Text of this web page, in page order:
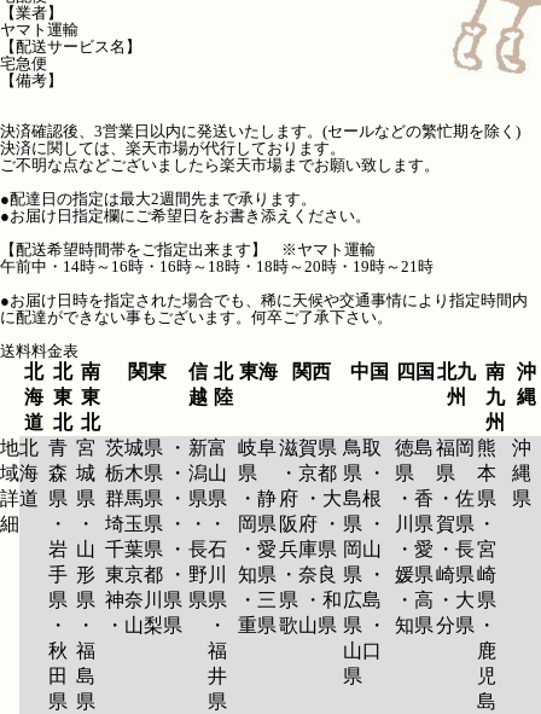
【業者】
ヤマト運輸
【配送サービス名】
宅急便
【備考】
決済確認後、3営業日以内に発送いたします。(セールなどの繁忙期を除く)
決済に関しては、楽天市場が代行しております。
ご不明な点などございましたら楽天市場までお願い致します。
●配達日の指定は最大2週間先まで承ります。
●お届け日指定欄にご希望日をお書き添えください。
【配送希望時間帯をご指定出来ます】 ※ヤマト運輸
午前中・14時～16時・16時～18時・18時～20時・19時～21時
●お届け日時を指定された場合でも、稀に天候や交通事情により指定時間内
に配達ができない事もございます。何卒ご了承下さい。
送料料金表
北
海
道
北
東
北
南
東
北
関東
信
越
北
陸
東海 関西 中国 四国 北九
州
南
九
州
沖
縄
地
域
詳
細
北
海
道
青
森
県
・
岩
手
県
・
秋
田
県
宮
城
県
・
山
形
県
・
福
島
県
茨城県 ・
栃木県 ・
群馬県 ・
埼玉県 ・
千葉県 ・
東京都 ・
神奈川県
・山梨県
新
潟
県
・
長
野
県
富
山
県
・
石
川
県
・
福
井
県
岐阜
県
・静
岡県
・愛
知県
・三
重県
滋賀県
・京都
府 ・大
阪府 ・
兵庫県
・奈良
県 ・和
歌山県
鳥取
県 ・
島根
県 ・
岡山
県 ・
広島
県 ・
山口
県
徳島
県
・香
川県
・愛
媛県
・高
知県
福岡
県
・佐
賀県
・長
崎県
・大
分県
熊
本
県
・
宮
崎
県
・
鹿
児
島
沖
縄
県